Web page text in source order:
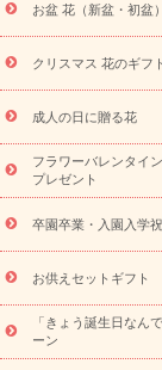
お盆（新盆・初盆
寄せギフト
ビジ
プリザーブドフラワ
花束
スタンド花
蘭・花鉢
ミディ
の青色胡蝶蘭
観
ドフラワー
お祝い
ミオーダー
プチ
eギフト
花キュ
レンジ
レッド
算から探す
お
お祝い・5000円
お供え・お悔や
悔やみ・5000円～
お盆 花（新盆・初盆）
クリスマス 花のギフ
成人の日に贈る花
フラワーバレンタイ
プレゼント
卒園卒業・入園入学
お供えセットギフト
「きょう誕生日なん
ーン